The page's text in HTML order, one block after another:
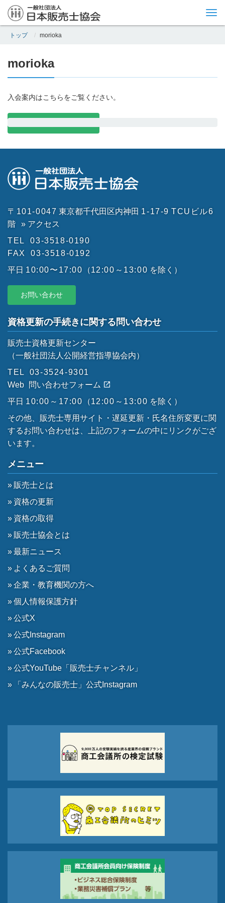
トップ morioka
morioka
入会案内はこちらをご覧ください。
〒101-0047 東京都千代田区内神田 1-17-9 TCUビル6
階
» アクセス
TEL
03-3518-0190
FAX
03-3518-0192
平日 10:00〜17:00 （12:00～13:00 を除く）
お問い合わせ
資格更新の手続きに関する問い合わせ
販売士資格更新センター
（一般社団法人公開経営指導協会内）
TEL
03-3524-9301
Web
問い合わせフォーム
平日 10:00～17:00 （12:00～13:00 を除く）
その他、販売士専用サイト・遅延更新・氏名住所変更に関
するお問い合わせは、上記のフォームの中にリンクがござ
います。
メニュー
販売士とは
資格の更新
資格の取得
販売士協会とは
最新ニュース
よくあるご質問
企業・教育機関の方へ
個人情報保護方針
公式X
公式Instagram
公式Facebook
公式YouTube「販売士チャンネル」
「みんなの販売士」公式Instagram